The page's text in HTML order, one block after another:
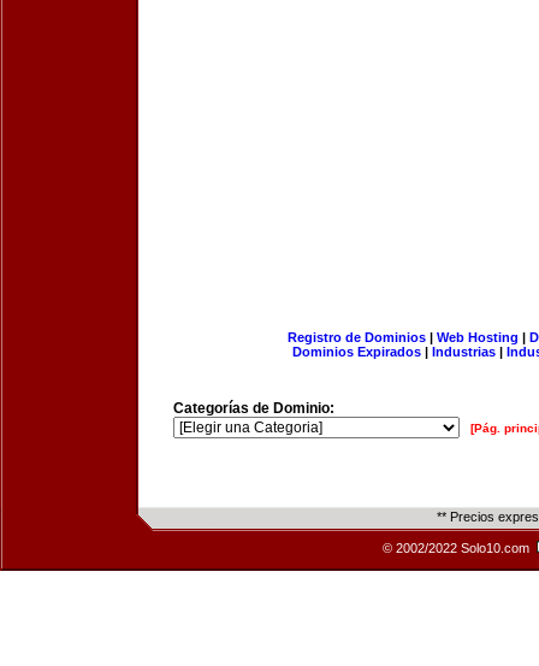
Registro de Dominios| Web Hosting |
Dominios Expirados | Industrias |
Categorías de Dominio:
[Pág.
** Precios
© 2002/2022 Solo10.com